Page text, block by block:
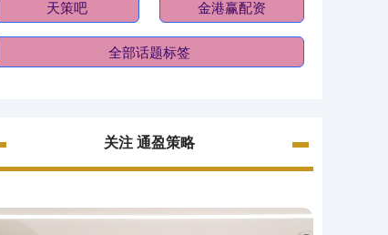
天策吧 金港赢配资
全部话题标签
关注 通盈策略